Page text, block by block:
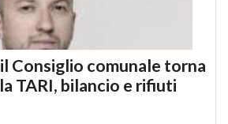
Consiglio comunale torna
TARI, bilancio e rifiuti